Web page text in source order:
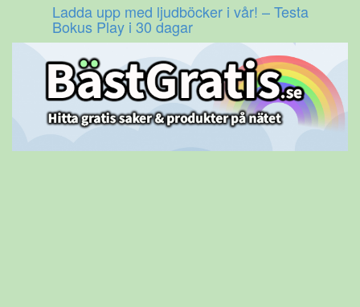
Ladda upp med ljudböcker i vår! – Testa
Bokus Play i 30 dagar